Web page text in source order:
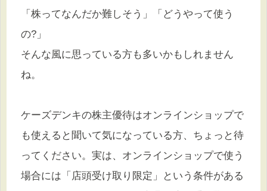
「株ってなんだか難しそう」「どうやって使う
の?」
そんな風に思っている方も多いかもしれません
ね。
ケーズデンキの株主優待はオンラインショップで
も使えると聞いて気になっている方、ちょっと待
ってください。実は、オンラインショップで使う
場合には「店頭受け取り限定」という条件がある